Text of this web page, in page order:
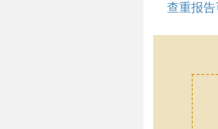
查重报